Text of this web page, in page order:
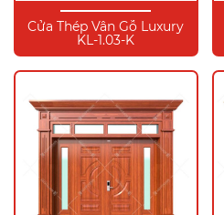
Cửa Thép Vân Gỗ Luxury
KL-1.03-K